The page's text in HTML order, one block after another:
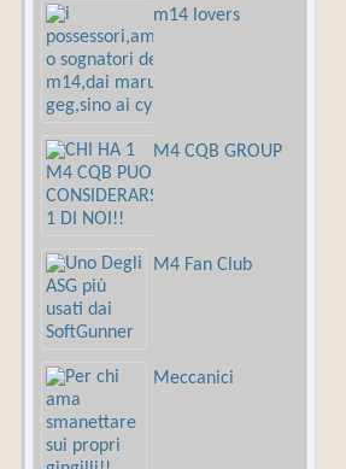
m14 lovers
M4 CQB GROUP
M4 Fan Club
Meccanici